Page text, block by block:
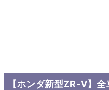
【ホンダ新型ZR-V】